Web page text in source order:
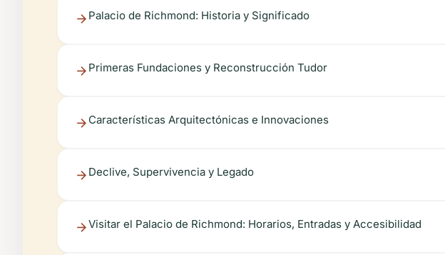
Palacio de Richmond: Historia y Significado
Primeras Fundaciones y Reconstrucción Tudor
Características Arquitectónicas e Innovaciones
Declive, Supervivencia y Legado
Visitar el Palacio de Richmond: Horarios, Entradas y Accesibilidad